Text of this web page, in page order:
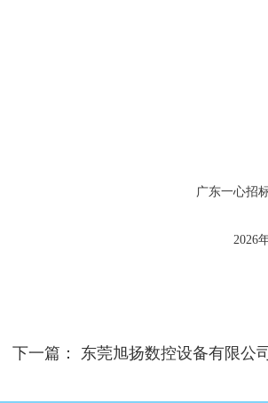
广东一心招
2026
下一篇： 东莞旭扬数控设备有限公